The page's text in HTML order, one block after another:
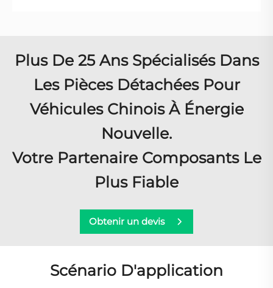
Plus De 25 Ans Spécialisés Dans
Les Pièces Détachées Pour
Véhicules Chinois À Énergie
Nouvelle.
Votre Partenaire Composants Le
Plus Fiable
Obtenir un devis
Scénario D'application